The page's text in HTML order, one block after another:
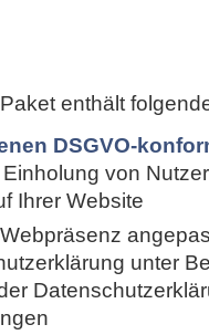
enthält
DSGVO-
Einholung von
Ihrer Website
unter